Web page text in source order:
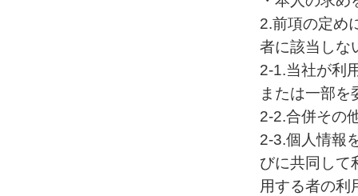
2.前項の定め
者に該当しな
2-1.当社が利
または一部を
2-2.合併その
2-3.個人情報
びに共同して
用する者の利